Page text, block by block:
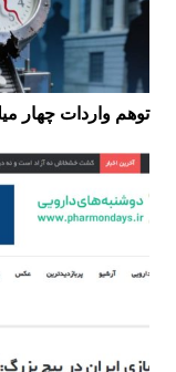
توهم واردات چهار